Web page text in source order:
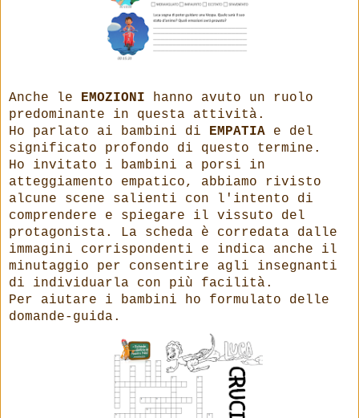
Anche le EMOZIONI hanno avuto un ruolo
predominante in questa attività.
Ho parlato ai bambini di EMPATIA e del
significato profondo di questo termine.
Ho invitato i bambini a porsi in
atteggiamento empatico, abbiamo rivisto
alcune scene salienti con l'intento di
comprendere e spiegare il vissuto del
protagonista. La scheda è corredata dalle
immagini corrispondenti e indica anche il
minutaggio per consentire agli insegnanti
di individuarla con più facilità.
Per aiutare i bambini ho formulato delle
domande-guida.